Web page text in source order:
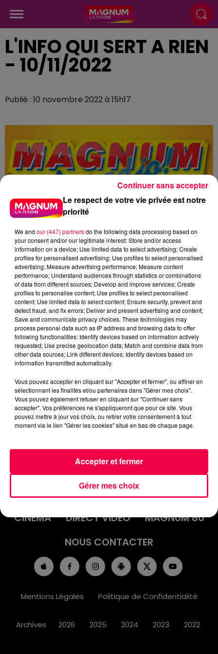
L'INFO QUI SERT A RIEN
- 10/11/2022
Publié : 10 novembre 2022 à 15h17
Flash infos
Crédit :Flash infos
INFOS
AGENDA
JEUX
PODCASTS
CINÉMA
DIRECT VIDÉO
MAGNUM 80
NOUS CONTACTER
Mentions Légales Politique de Confidentialité
Archives 2026 2025 2024 2023 2022
Le respect de votre vie privée est notre
priorité
We and our (447) partnersdo the following data processing based on
your consent and/or our legitimate interest: Store and/or access
information on a device; Use limited data to select advertising; Create
profiles for personalised advertising; Use profiles to select personalised
advertising; Measure advertising performance; Measure content
performance; Understand audiences through statistics or combinations
of data from different sources; Develop and improve services; Create
profiles to personalise content; Use profiles to select personalised
content; Use limited data to select content; Ensure security, prevent and
detect fraud, and fix errors; Deliver and present advertising and content;
Save and communicate privacy choices. These technologies may
process personal data such as IP address and browsing data to offer
following functionalities: Identify devices based on information actively
requested; Use precise geolocation data; Match and combine data from
other data sources; Link different devices; Identify devices based on
information transmitted automatically.
Vous pouvez accepter en cliquant sur "Accepter et fermer", ou affiner en
sélectionnant les finalités et/ou partenaires dans "Gérer mes choix".
Vous pouvez également refuser en cliquant sur "Continuer sans
accepter". Vos préférences ne s'appliqueront que pour ce site. Vous
pouvez mettre à jour vos choix, ou retirer votre consentement à tout
moment via le lien "Gérer les cookies" situé en bas de chaque page.
Gérer mes choix
Accepter et fermer
Continuer sans accepter